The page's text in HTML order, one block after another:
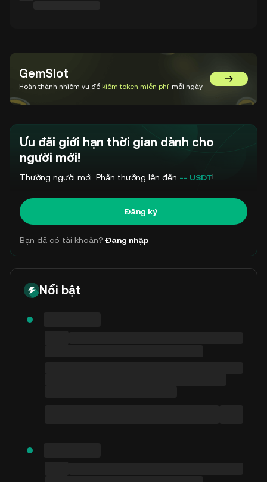
GemSlot
Hoàn thành nhiệm vụ để kiếm token miễn phí mỗi ngày Chuyển
Ưu đãi giới hạn thời gian dành cho
người mới!
Thưởng người mới: Phần thưởng lên đến -- USDT!
Đăng ký
Bạn đã có tài khoản? Đăng nhập
Nổi bật